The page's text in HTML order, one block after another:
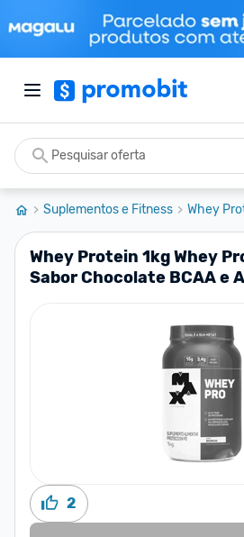
Suplementos e Fitness Whey
Whey Protein 1kg Whey
Sabor Chocolate BCAA e
2